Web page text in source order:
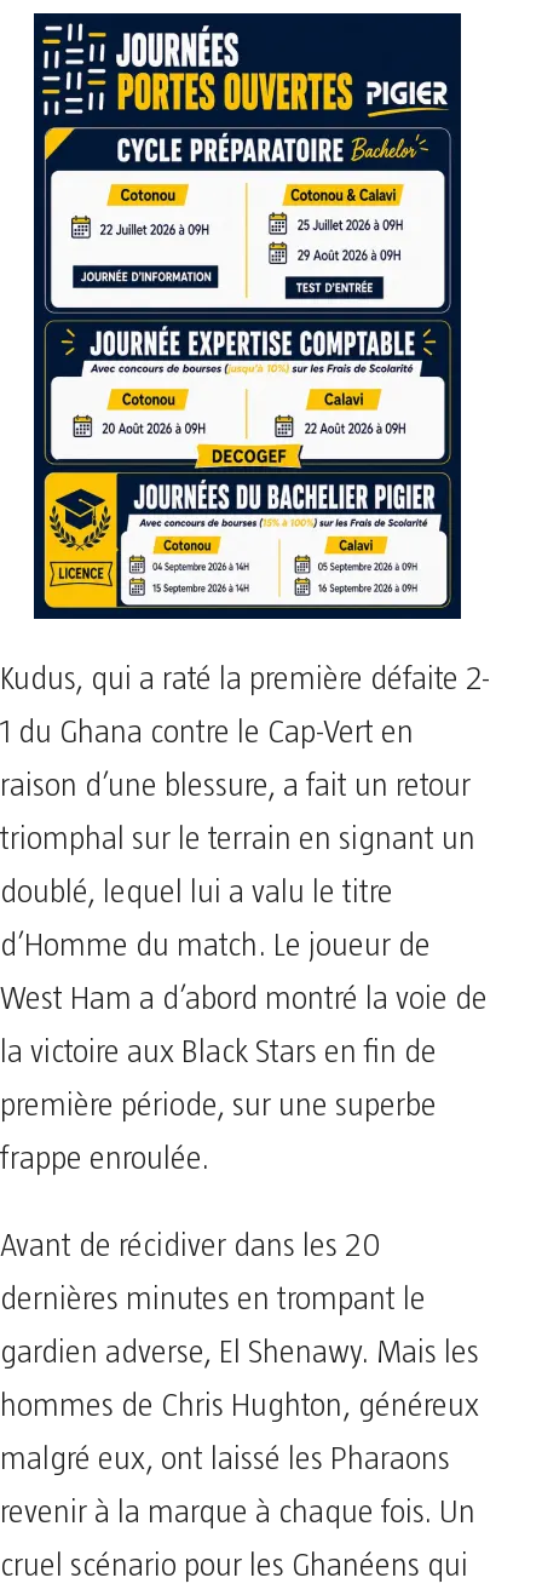
Kudus, qui a raté la première défaite 2-
1 du Ghana contre le Cap-Vert en
raison d’une blessure, a fait un retour
triomphal sur le terrain en signant un
doublé, lequel lui a valu le titre
d’Homme du match. Le joueur de
West Ham a d’abord montré la voie de
la victoire aux Black Stars en fin de
première période, sur une superbe
frappe enroulée.
Avant de récidiver dans les 20
dernières minutes en trompant le
gardien adverse, El Shenawy. Mais les
hommes de Chris Hughton, généreux
malgré eux, ont laissé les Pharaons
revenir à la marque à chaque fois. Un
cruel scénario pour les Ghanéens qui